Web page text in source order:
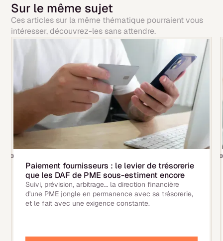
Sur le même sujet
Ces articles sur la même thématique pourraient vous
intéresser, découvrez-les sans attendre.
Paiement fournisseurs : le levier de trésorerie
que les DAF de PME sous-estiment encore
Suivi, prévision, arbitrage… la direction financière
d'une PME jongle en permanence avec sa trésorerie,
et le fait avec une exigence constante.